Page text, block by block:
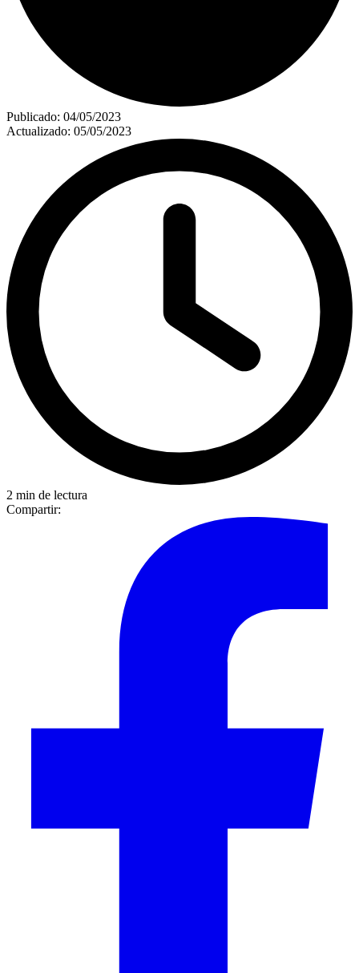
Publicado: 04/05/2023
Actualizado: 05/05/2023
2 min de lectura
Compartir: